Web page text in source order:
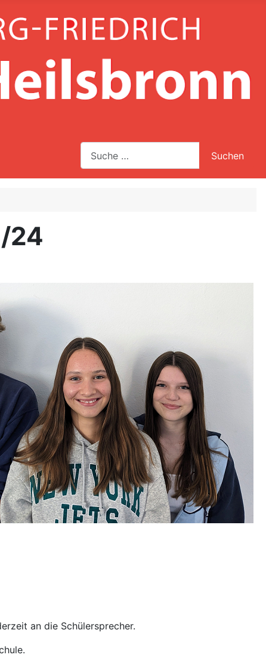
Suche
Type 2 or more characters for results.
Suchen
24
an die Schülersprecher.